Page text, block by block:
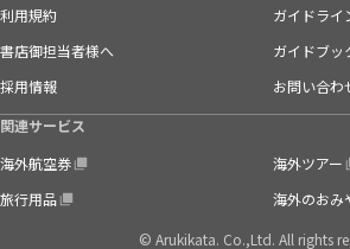
利用規約
ガイドライ
書店御担当者様へ
ガイドブッ
採用情報
お問い合わ
関連サービス
海外航空券
海外ツアー
旅行用品
海外のおみ
© Arukikata. Co.,Ltd. All rights